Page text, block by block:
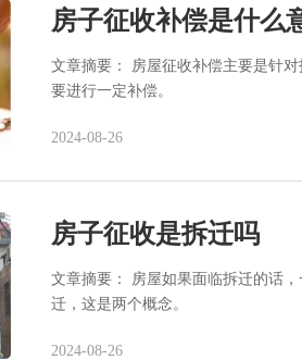
房子征收补偿是什么
文章摘要： 房屋征收补偿主要是针
要进行一定补偿。
2024-08-26
房子征收是拆迁吗
文章摘要： 房屋如果面临拆迁的话
迁，这是两个概念。
2024-08-26